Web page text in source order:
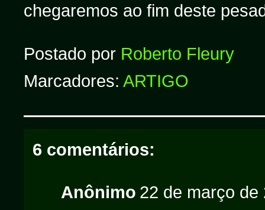
chegaremos ao fim deste
Postado por Roberto Fleury
Marcadores: ARTIGO
6 comentários:
Anônimo 22 de março de